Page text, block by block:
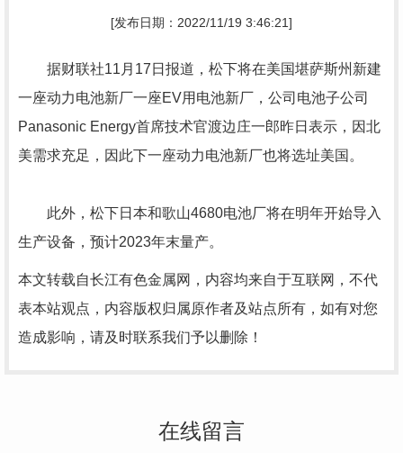
[发布日期：2022/11/19 3:46:21]
据财联社11月17日报道，松下将在美国堪萨斯州新建
一座动力电池新厂一座EV用电池新厂，公司电池子公司
Panasonic Energy首席技术官渡边庄一郎昨日表示，因北
美需求充足，因此下一座动力电池新厂也将选址美国。
此外，松下日本和歌山4680电池厂将在明年开始导入
生产设备，预计2023年末量产。
本文转载自长江有色金属网，内容均来自于互联网，不代
表本站观点，内容版权归属原作者及站点所有，如有对您
造成影响，请及时联系我们予以删除！
在线留言